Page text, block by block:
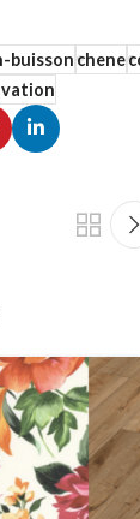
buissonchene